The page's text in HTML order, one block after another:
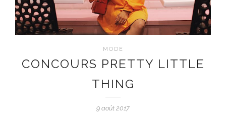
MODE
CONCOURS PRETTY LITTLE
THING
9 août 2017